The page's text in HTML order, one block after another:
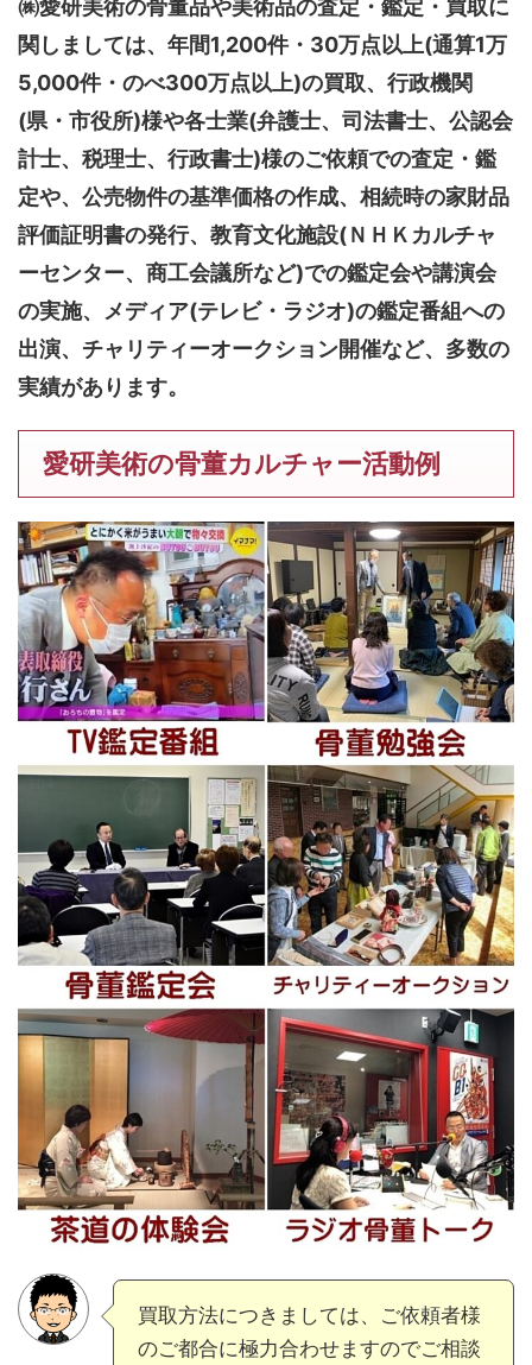
㈱愛研美術の骨董品や美術品の査定・鑑定・買取に
関しましては、 年間1,200件・30万点以上(通算1万
5,000件・のべ300万点以上)の買取、行政機関
(県・市役所)様や各士業(弁護士、司法書士、公認会
計士、税理士、行政書士)様のご依頼での査定・鑑
定や、公売物件の基準価格の作成、相続時の家財品
評価証明書の発行、教育文化施設(ＮＨＫカルチャ
ーセンター、商工会議所など)での鑑定会や講演会
の実施、メディア(テレビ・ラジオ)の鑑定番組への
出演、チャリティーオークション開催など、多数の
実績があります。
愛研美術の骨董カルチャー活動例
買取方法につきましては、ご依頼者様
のご都合に極力合わせますのでご相談